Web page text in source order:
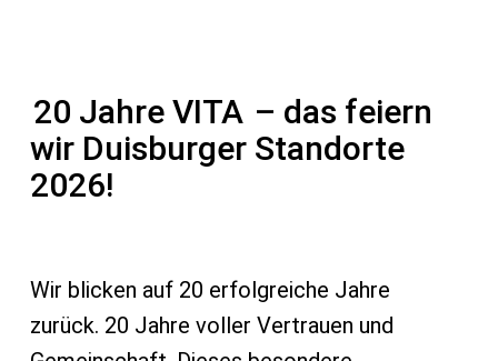
20 Jahre VITA – das feiern
wir Duisburger Standorte
2026!
Wir blicken auf 20 erfolgreiche Jahre
zurück. 20 Jahre voller Vertrauen und